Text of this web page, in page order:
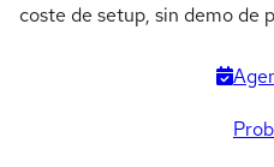
coste de setup, sin demo de